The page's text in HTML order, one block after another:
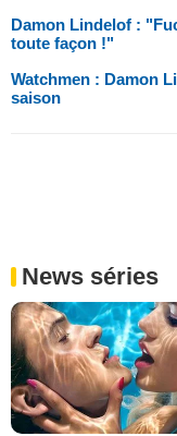
Damon Lindelof :
toute façon !"
Watchmen : Damon
saison
News séries